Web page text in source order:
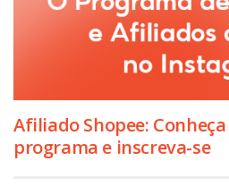
Afiliado Shopee:
programa e inscreva-se